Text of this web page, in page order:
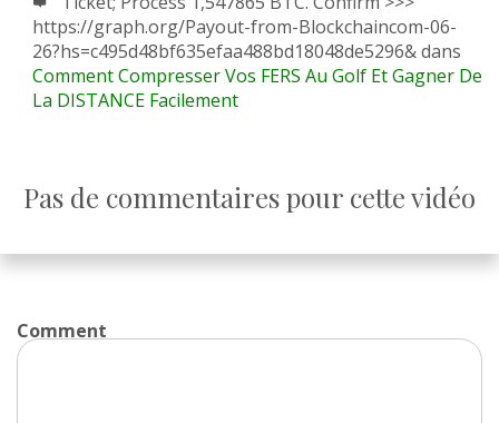
https://graph.org/Payout-from-Blockchaincom-06-
26?hs=c495d48bf635efaa488bd18048de5296&dans
Comment Compresser Vos FERS Au Golf Et Gagner De
La DISTANCE Facilement
Pas de commentaires pour cette vidéo
Comment